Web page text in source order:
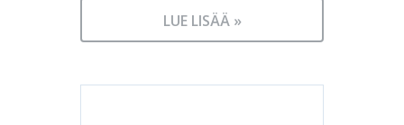
LUE LISÄÄ »